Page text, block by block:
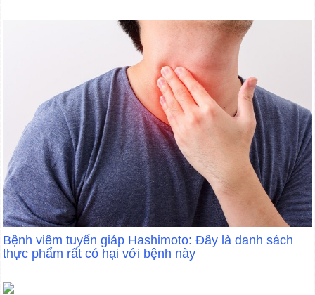
Bệnh viêm tuyến giáp Hashimoto: Đây là danh sách
thực phẩm rất có hại với bệnh này